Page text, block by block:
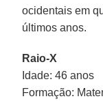
ocidentais em
últimos anos.
Raio-X
Idade: 46 anos
Formação: